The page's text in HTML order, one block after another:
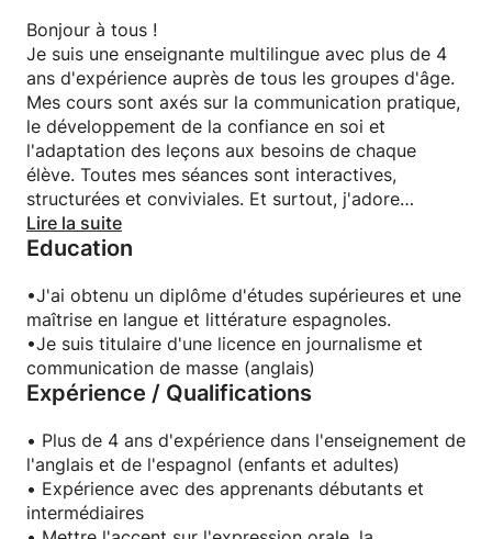
Bonjour à tous !
Je suis une enseignante multilingue avec plus de 4
ans d'expérience auprès de tous les groupes d'âge.
Mes cours sont axés sur la communication pratique,
le développement de la confiance en soi et
l'adaptation des leçons aux besoins de chaque
élève. Toutes mes séances sont interactives,
structurées et conviviales. Et surtout, j'adore
travailler avec les enfants comme avec les adultes !
Lire la suite
Education
•J'ai obtenu un diplôme d'études supérieures et une
maîtrise en langue et littérature espagnoles.
•Je suis titulaire d'une licence en journalisme et
communication de masse (anglais)
Expérience / Qualifications
• Plus de 4 ans d'expérience dans l'enseignement de
l'anglais et de l'espagnol (enfants et adultes)
• Expérience avec des apprenants débutants et
intermédiaires